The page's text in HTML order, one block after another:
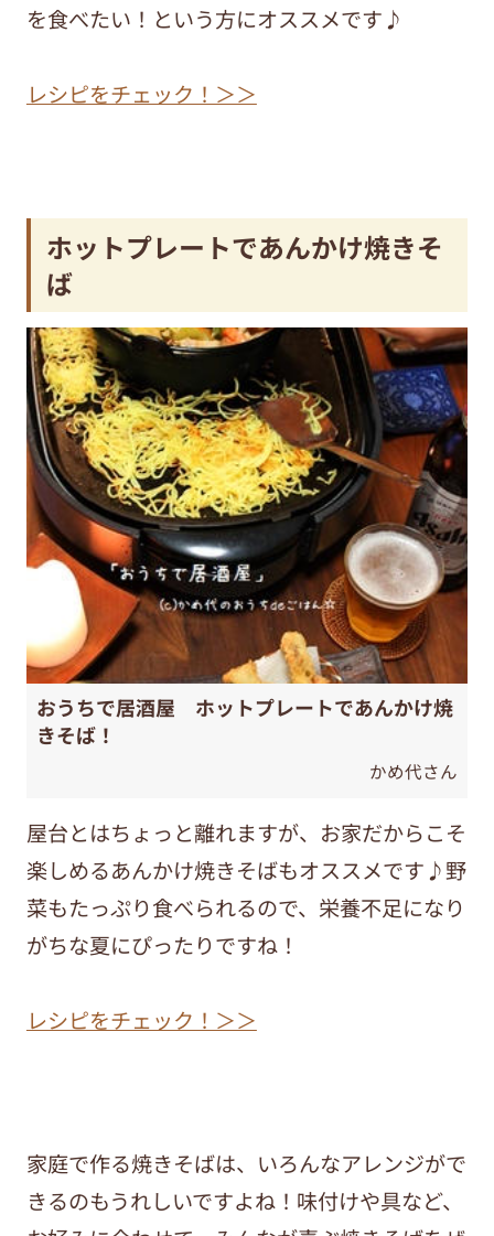
を食べたい！という方にオススメです♪
レシピをチェック！＞＞
ホットプレートであんかけ焼きそ
ば
おうちで居酒屋 ホットプレートであんかけ焼
きそば！
かめ代さん
屋台とはちょっと離れますが、お家だからこそ
楽しめるあんかけ焼きそばもオススメです♪野
菜もたっぷり食べられるので、栄養不足になり
がちな夏にぴったりですね！
レシピをチェック！＞＞
家庭で作る焼きそばは、いろんなアレンジがで
きるのもうれしいですよね！味付けや具など、